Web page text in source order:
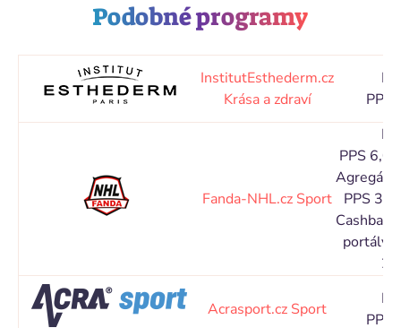
Podobné programy
InstitutEsthederm.cz
Krása a zdraví
PPS
Fanda-NHL.cz Sport
PPS
PPS
portály:
Acrasport.cz Sport
PPS